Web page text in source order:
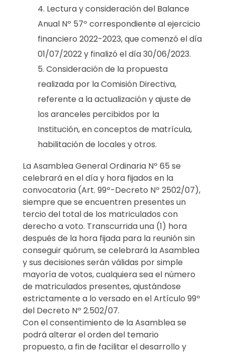
N
A
R
A
N
º
6
5
Lectura y consideración del Balance
Anual Nº 57º correspondiente al ejercicio
financiero 2022-2023, que comenzó el día
01/07/2022 y finalizó el día 30/06/2023.
Consideración de la propuesta
realizada por la Comisión Directiva,
referente a la actualización y ajuste de
los aranceles percibidos por la
Institución, en conceptos de matrícula,
habilitación de locales y otros.
La Asamblea General Ordinaria Nº 65 se
celebrará en el día y hora fijados en la
convocatoria (Art. 99º-Decreto Nº 2502/07),
siempre que se encuentren presentes un
tercio del total de los matriculados con
derecho a voto. Transcurrida una (1) hora
después de la hora fijada para la reunión sin
conseguir quórum, se celebrará la Asamblea
y sus decisiones serán válidas por simple
mayoría de votos, cualquiera sea el número
de matriculados presentes, ajustándose
estrictamente a lo versado en el Artículo 99º
del Decreto Nº 2.502/07.
Con el consentimiento de la Asamblea se
podrá alterar el orden del temario
propuesto, a fin de facilitar el desarrollo y